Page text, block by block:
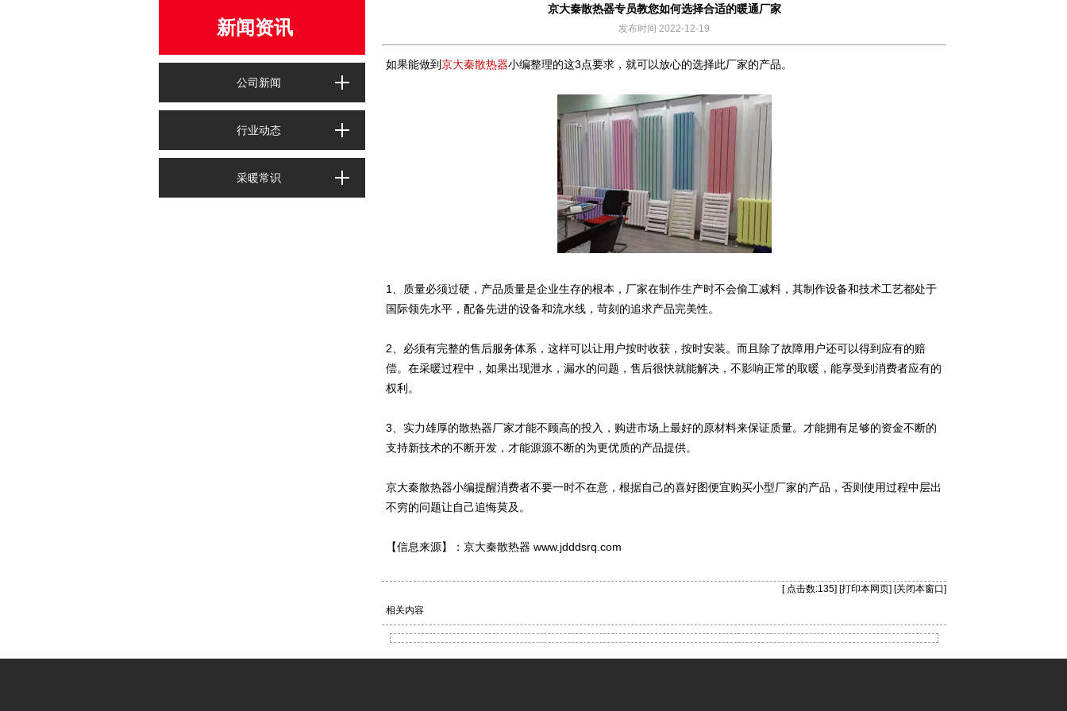
京大秦散热器专员教您如何选择合适的暖通厂家
发布时间 2022-12-19
如果能做到京大秦散热器小编整理的这3点要求，就可以放心的选择此厂家的产品。
1、质量必须过硬，产品质量是企业生存的根本，厂家在制作生产时不会偷工减料，其制作设备和技术工艺都处于
国际领先水平，配备先进的设备和流水线，苛刻的追求产品完美性。
2、必须有完整的售后服务体系，这样可以让用户按时收获，按时安装。而且除了故障用户还可以得到应有的赔
偿。在采暖过程中，如果出现泄水，漏水的问题，售后很快就能解决，不影响正常的取暖，能享受到消费者应有的
权利。
3、实力雄厚的散热器厂家才能不顾高的投入，购进市场上最好的原材料来保证质量。才能拥有足够的资金不断的
支持新技术的不断开发，才能源源不断的为更优质的产品提供。
京大秦散热器小编提醒消费者不要一时不在意，根据自己的喜好图便宜购买小型厂家的产品，否则使用过程中层出
不穷的问题让自己追悔莫及。
【信息来源】：京大秦散热器 www.jdddsrq.com
[ 点击数:135] [打印本网页] [关闭本窗口]
相关内容
新闻资讯
公司新闻
行业动态
采暖常识